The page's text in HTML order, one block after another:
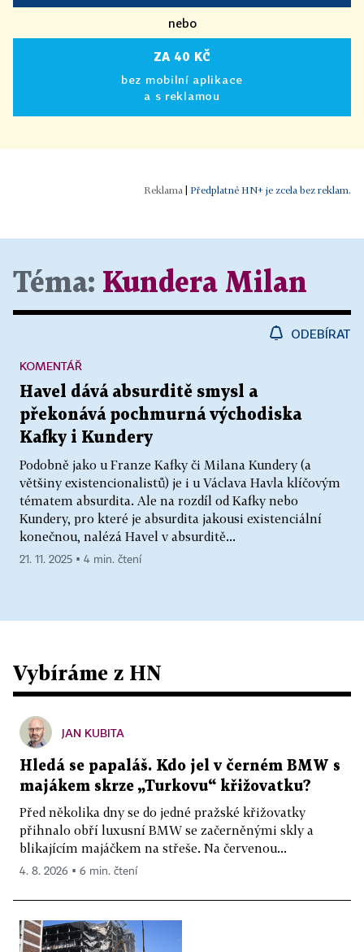
nebo
ZA 40 KČ
bez mobilní aplikace
a s reklamou
Předplatné HN+ je zcela bez reklam.
Téma: Kundera Milan
ODEBÍRAT
Havel dává absurditě smysl a
překonává pochmurná východiska
Kafky i Kundery
Podobně jako u Franze Kafky či Milana Kundery (a
většiny existencionalistů) je i u Václava Havla klíčovým
tématem absurdita. Ale na rozdíl od Kafky nebo
Kundery, pro které je absurdita jakousi existenciální
konečnou, nalézá Havel v absurditě...
KOMENTÁŘ
21. 11. 2025 ▪ 4 min. čtení
Vybíráme z HN
JAN KUBITA
Hledá se papaláš. Kdo jel v černém BMW s
majákem skrze „Turkovu“ křižovatku?
Před několika dny se do jedné pražské křižovatky
přihnalo obří luxusní BMW se začerněnými skly a
blikajícím majáčkem na střeše. Na červenou...
4. 8. 2026 ▪ 6 min. čtení